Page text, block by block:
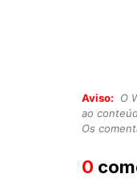
Aviso:
O
ao
Os
0